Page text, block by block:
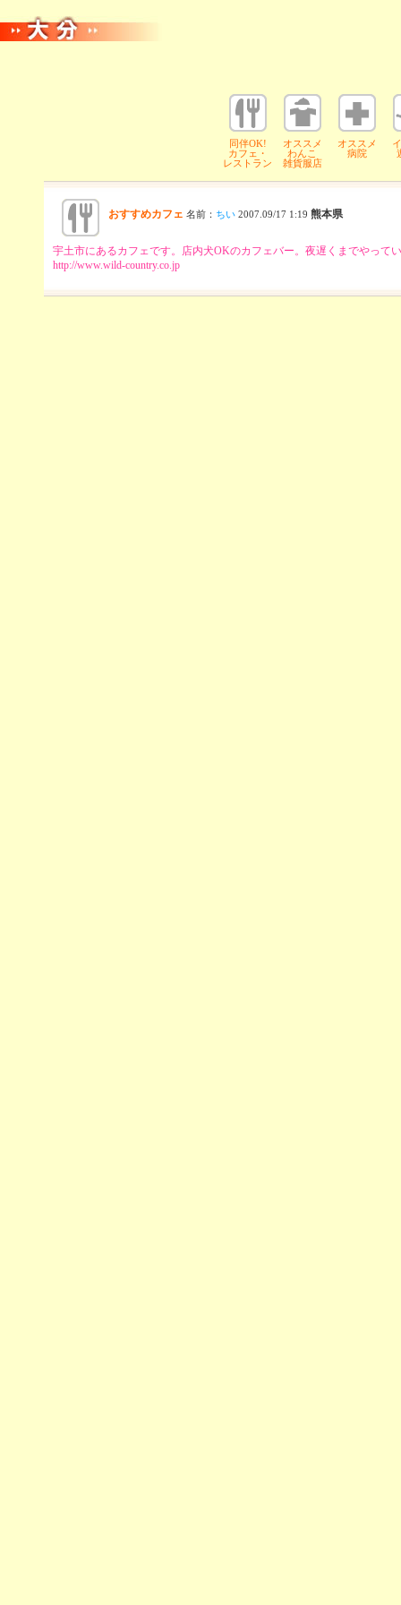
同伴OK!
カフェ・
レストラン
オススメ
わんこ
雑貨服店
オススメ
病院
おすすめカフェ 名前： ちい 2007.09/17 1:19 熊本県
宇土市にあるカフェです。店内犬OKのカフェバー。夜遅くまでやって
http://www.wild-country.co.jp